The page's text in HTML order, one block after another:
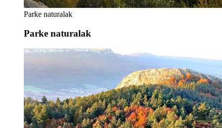
Parke naturalak
Parke naturalak